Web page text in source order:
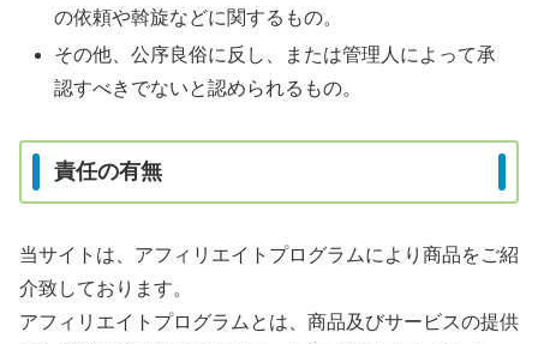
の依頼や斡旋などに関するもの。
その他、公序良俗に反し、または管理人によって承
認すべきでないと認められるもの。
責任の有無
当サイトは、アフィリエイトプログラムにより商品をご紹
介致しております。
アフィリエイトプログラムとは、商品及びサービスの提供